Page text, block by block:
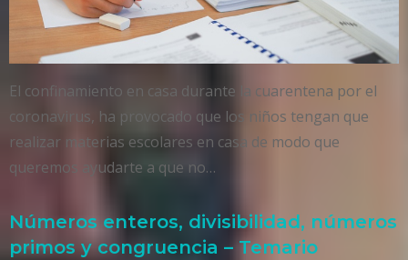
El confinamiento en casa durante la cuarentena por el
coronavirus, ha provocado que los niños tengan que
realizar materias escolares en casa de modo que
queremos ayudarte a que no…
Números enteros, divisibilidad, números
primos y congruencia – Temario